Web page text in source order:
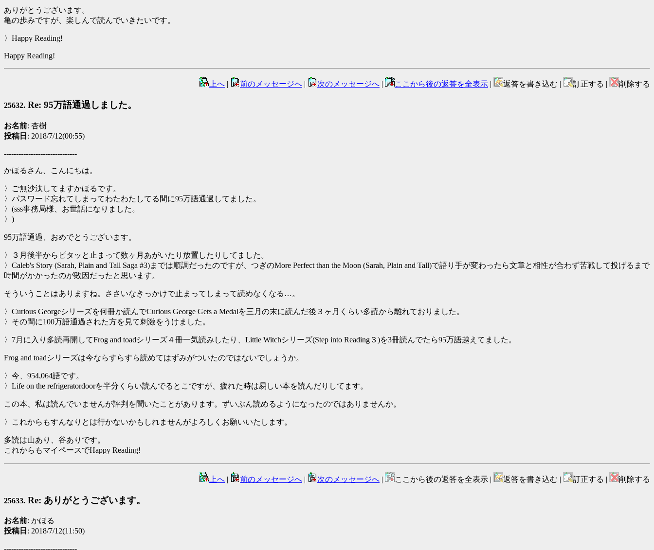
ありがとうございます。
亀の歩みですが、楽しんで読んでいきたいです。
〉Happy Reading!
Happy Reading!
上へ | 前のメッセージへ | 次のメッセージへ | ここから後の返答を全表示 | 返答を書き込む | 訂正する | 削除する
25632. Re: 95万語通過しました。
お名前: 杏樹
投稿日 : 2018/7/12(00:55)
------------------------------
かほるさん、こんにちは。
〉ご無沙汰してますかほるです。
〉パスワード忘れてしまってわたわたしてる間に95万語通過してました。
〉(sss事務局様、お世話になりました。
〉)
95万語通過、おめでとうございます。
〉３月後半からピタッと止まって数ヶ月あがいたり放置したりしてました。
〉Caleb's Story (Sarah, Plain and Tall Saga #3)までは順調だったのですが、つぎのMore Perfect than the Moon (Sarah, Plain and Tall)で語り手が変わったら文章と相性が合わず苦戦して投げるまで
時間がかかったのが敗因だったと思います。
そういうことはありますね。ささいなきっかけで止まってしまって読めなくなる…。
〉Curious Georgeシリーズを何冊か読んでCurious George Gets a Medalを三月の末に読んだ後３ヶ月くらい多読から離れておりました。
〉その間に100万語通過された方を見て刺激をうけました。
〉7月に入り多読再開してFrog and toadシリーズ４冊一気読みしたり、Little Witchシリーズ(Step into Reading３)を3冊読んでたら95万語越えてました。
Frog and toadシリーズは今ならすらすら読めてはずみがついたのではないでしょうか。
〉今、954,064語です。
〉Life on the refrigeratordoorを半分くらい読んでるとこですが、疲れた時は易しい本を読んだりしてます。
この本、私は読んでいませんが評判を聞いたことがあります。ずいぶん読めるようになったのではありませんか。
〉これからもすんなりとは行かないかもしれませんがよろしくお願いいたします。
多読は山あり、谷ありです。
これからもマイペースでHappy Reading!
上へ | 前のメッセージへ | 次のメッセージへ | ここから後の返答を全表示 | 返答を書き込む | 訂正する | 削除する
25633. Re: ありがとうございます。
お名前: かほる
投稿日 : 2018/7/12(11:50)
------------------------------